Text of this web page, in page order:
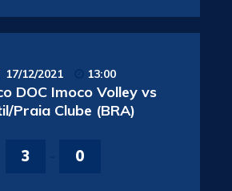
17/12/2021 13:00
DOC Imoco Volley vs
Praia Clube (BRA)
3 0